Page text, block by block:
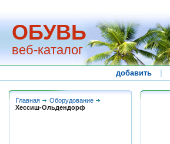
ОБУВЬ
веб-каталог
добавить
Главная
Оборудование
Хессиш-Ольдендорф